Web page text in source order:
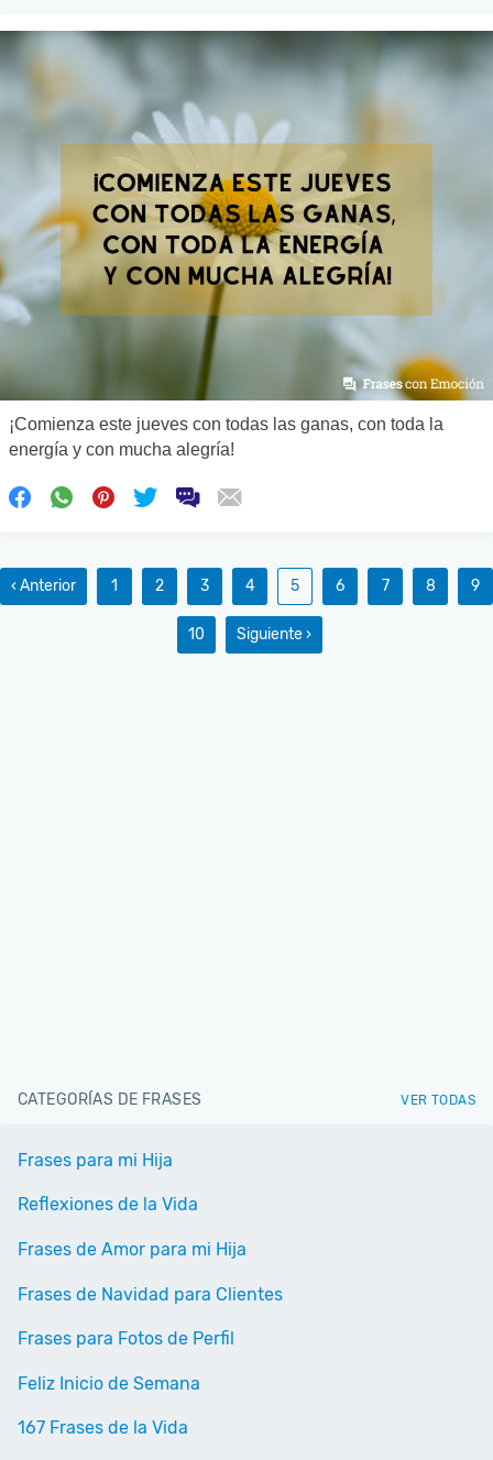
¡Comienza este jueves con todas las ganas, con toda la
energía y con mucha alegría!
‹ Anterior 1 2 3 4 5 6 7 8 9
10 Siguiente ›
CATEGORÍAS DE FRASES VER TODAS
Frases para mi Hija
Reflexiones de la Vida
Frases de Amor para mi Hija
Frases de Navidad para Clientes
Frases para Fotos de Perfil
Feliz Inicio de Semana
167 Frases de la Vida